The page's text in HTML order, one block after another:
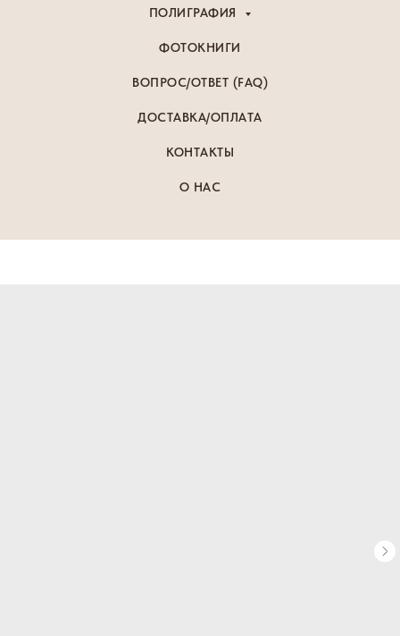
ПОЛИГРАФИЯ
ФОТОКНИГИ
ВОПРОС/ОТВЕТ (FAQ)
ДОСТАВКА/ОПЛАТА
КОНТАКТЫ
О НАС